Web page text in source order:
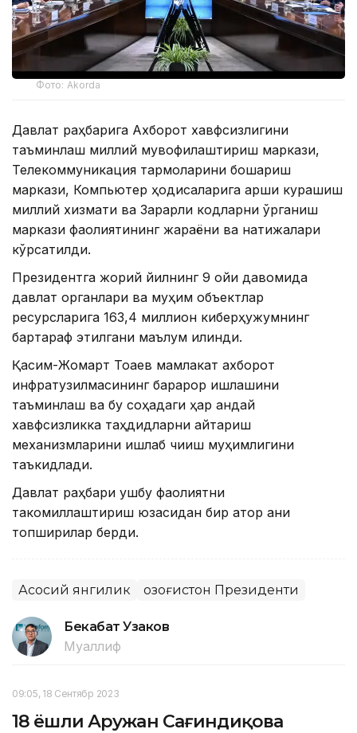
Фото: Akorda
Давлат раҳбарига Ахборот хавфсизлигини
таъминлаш миллий мувофиқлаштириш маркази,
Телекоммуникация тармоқларини бошқариш
маркази, Компьютер ҳодисаларига қарши курашиш
миллий хизмати ва Зарарли кодларни ўрганиш
маркази фаолиятининг жараёни ва натижалари
кўрсатилди.
Президентга жорий йилнинг 9 ойи давомида
давлат органлари ва муҳим объектлар
ресурсларига 163,4 миллион киберҳужумнинг
бартараф этилгани маълум қилинди.
Қасим-Жомарт Тоқаев мамлакат ахборот
инфратузилмасининг барқарор ишлашини
таъминлаш ва бу соҳадаги ҳар қандай
хавфсизликка таҳдидларни қайтариш
механизмларини ишлаб чиқиш муҳимлигини
таъкидлади.
Давлат раҳбари ушбу фаолиятни
такомиллаштириш юзасидан бир қатор аниқ
топшириқлар берди.
Асосий янгилик Қозоғистон Президенти
Бекабат Узаков
Муаллиф
09:05, 18 Сентябр 2023
18 ёшли Аружан Сағиндиқова